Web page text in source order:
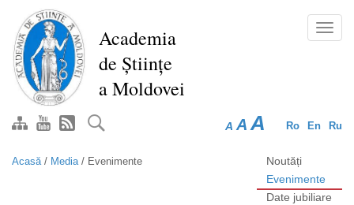
conţinutul
principal
Academia
de Științe
a Moldovei
Ro En Ru
A A A
Acasă/ Media/ Evenimente
Noutăți
Evenimente
Date jubiliare